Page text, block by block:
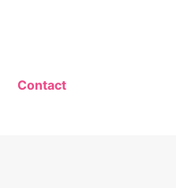
Contact